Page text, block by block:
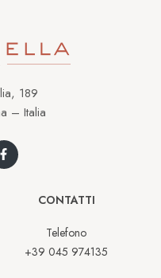
189
– Italia
CONTATTI
Telefono
+39 045 974135